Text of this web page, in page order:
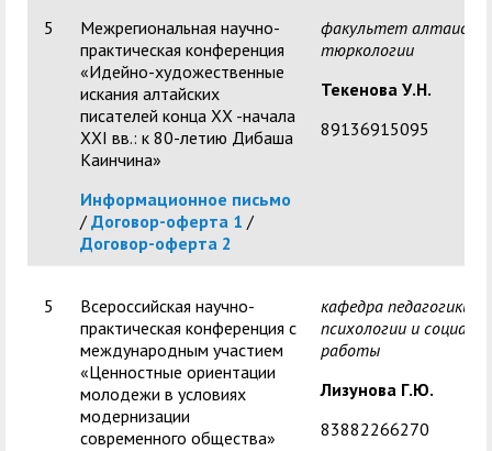
5
Межрегиональная научно-
практическая конференция
«Идейно-художественные
искания алтайских
писателей конца XX -начала
XXI вв.: к 80-летию Дибаша
Каинчина»
Информационное письмо
/ Договор-оферта 1 /
Договор-оферта 2
факультет
тюркологии
Текенова У.Н.
89136915095
5
Всероссийская научно-
практическая конференция с
международным участием
«Ценностные ориентации
молодежи в условиях
модернизации
современного общества»
кафедра педагогики,
психологии и
работы
Лизунова Г.Ю.
83882266270